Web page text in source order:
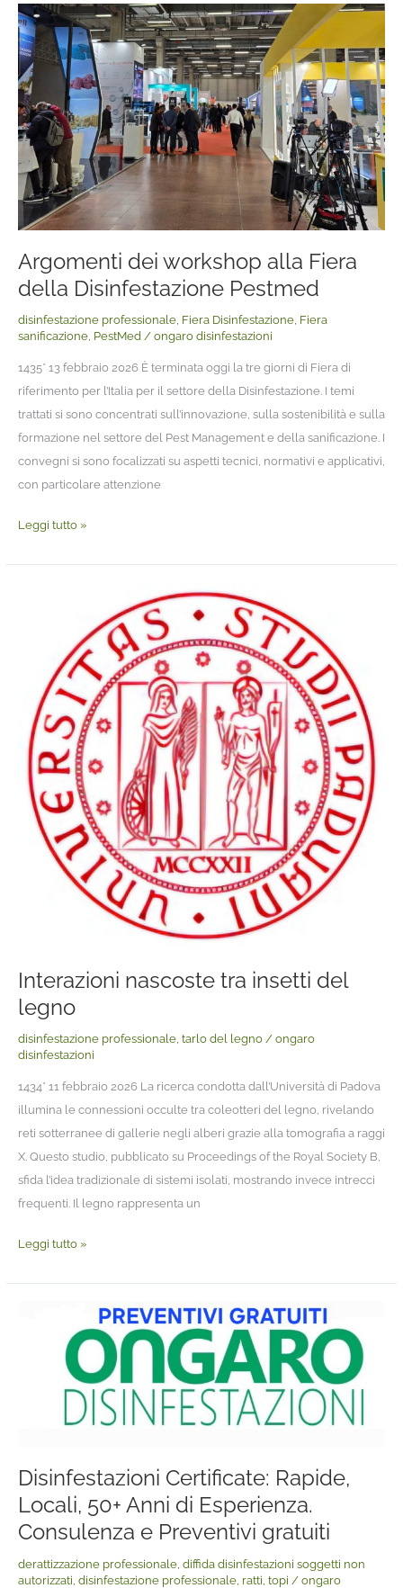
Argomenti dei workshop alla Fiera
della Disinfestazione Pestmed
disinfestazione professionale, Fiera Disinfestazione, Fiera
sanificazione, PestMed/ ongaro disinfestazioni
1435* 13 febbraio 2026 È terminata oggi la tre giorni di Fiera di
riferimento per l’Italia per il settore della Disinfestazione. I temi
trattati si sono concentrati sull’innovazione, sulla sostenibilità e sulla
formazione nel settore del Pest Management e della sanificazione. I
convegni si sono focalizzati su aspetti tecnici, normativi e applicativi,
con particolare attenzione
Argomenti
dei
workshop
alla
Fiera
della
Disinfestazione
Pestmed
Leggi tutto »
Interazioni nascoste tra insetti del
legno
disinfestazione professionale, tarlo del legno/ ongaro
disinfestazioni
1434* 11 febbraio 2026 La ricerca condotta dall’Università di Padova
illumina le connessioni occulte tra coleotteri del legno, rivelando
reti sotterranee di gallerie negli alberi grazie alla tomografia a raggi
X. Questo studio, pubblicato su Proceedings of the Royal Society B,
sfida l’idea tradizionale di sistemi isolati, mostrando invece intrecci
frequenti. Il legno rappresenta un
legno
Leggi tutto »
Disinfestazioni Certificate: Rapide,
Locali, 50+ Anni di Esperienza.
Consulenza e Preventivi gratuiti
derattizzazione professionale, diffida disinfestazioni soggetti non
autorizzati disinfestazione professionale, ratti topi / ongaro
Certificate:
Esperienza.
Consulenza
e
gratuiti